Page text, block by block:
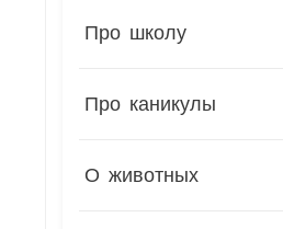
Про школу
Про каникулы
О животных